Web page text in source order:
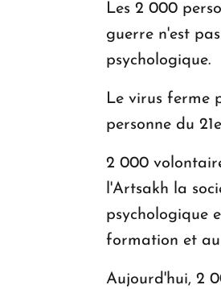
Les 2 000
guerre n'est
psychologique.
Le virus ferme
personne du
2 000
l'Artsakh la
psychologique
formation et au
Aujourd'hui, 2